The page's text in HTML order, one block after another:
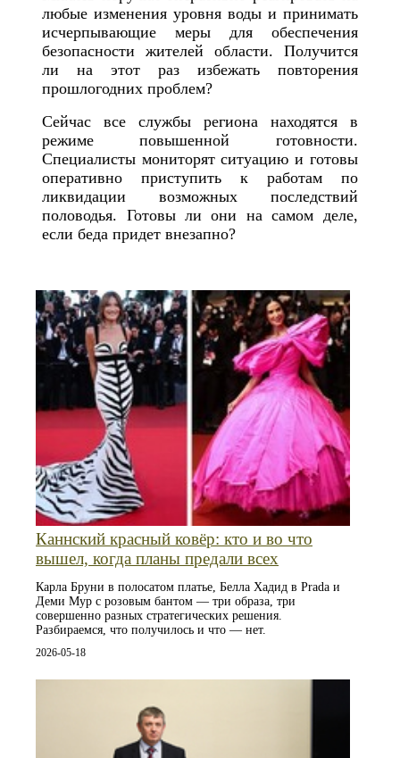
любые изменения уровня воды и принимать
исчерпывающие меры для обеспечения
безопасности жителей области. Получится
ли на этот раз избежать повторения
прошлогодних проблем?
Сейчас все службы региона находятся в
режиме повышенной готовности.
Специалисты мониторят ситуацию и готовы
оперативно приступить к работам по
ликвидации возможных последствий
половодья. Готовы ли они на самом деле,
если беда придет внезапно?
Каннский красный ковёр: кто и во что
вышел, когда планы предали всех
Карла Бруни в полосатом платье, Белла Хадид в Prada и
Деми Мур с розовым бантом — три образа, три
совершенно разных стратегических решения.
Разбираемся, что получилось и что — нет.
2026-05-18